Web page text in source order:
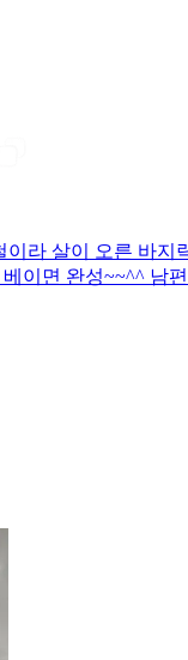
라 살이 오른 바
이면 완성~~^^ 남